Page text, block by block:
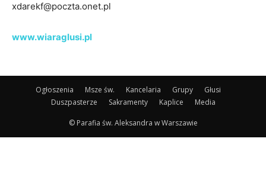
xdarekf@poczta.onet.pl
www.wiaraglusi.pl
Ogłoszenia Msze św. Kancelaria Grupy
Głusi
Duszpasterze
Sakramenty Kaplice Media
© Parafia św. Aleksandra w Warszawie